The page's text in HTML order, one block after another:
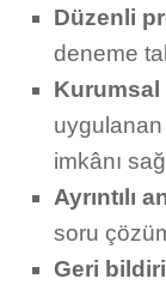
Düzenli
deneme
Kurumsal
imkânı
Ayrıntılı
soru
Geri